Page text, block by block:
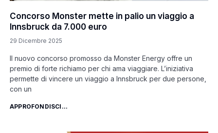
Concorso Monster mette in palio un viaggio a
Innsbruck da 7.000 euro
29 Dicembre 2025
Il nuovo concorso promosso da Monster Energy offre un
premio di forte richiamo per chi ama viaggiare. L’iniziativa
permette di vincere un viaggio a Innsbruck per due persone,
con un
APPROFONDISCI...